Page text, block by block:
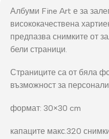
Албуми Fine Art е за
висококачествена
предпазва снимките от
бели страници.
Страниците са от бяла
възможност за
формат: 30×30 cm
капаците макс.320